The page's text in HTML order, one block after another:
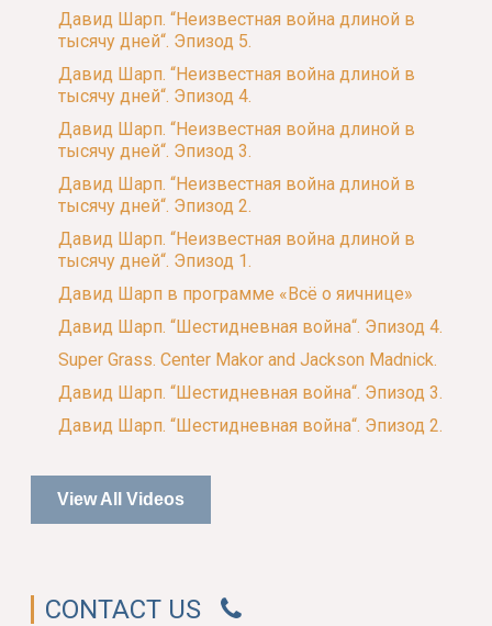
Давид Шарп. “Неизвестная война длиной в
тысячу дней“. Эпизод 5.
Давид Шарп. “Неизвестная война длиной в
тысячу дней“. Эпизод 4.
Давид Шарп. “Неизвестная война длиной в
тысячу дней“. Эпизод 3.
Давид Шарп. “Неизвестная война длиной в
тысячу дней“. Эпизод 2.
Давид Шарп. “Неизвестная война длиной в
тысячу дней“. Эпизод 1.
Давид Шарп в программе «Всё о яичнице»
Давид Шарп. “Шестидневная война“. Эпизод 4.
Super Grass. Center Makor and Jackson Madnick.
Давид Шарп. “Шестидневная война“. Эпизод 3.
Давид Шарп. “Шестидневная война“. Эпизод 2.
View All Videos
CONTACT US